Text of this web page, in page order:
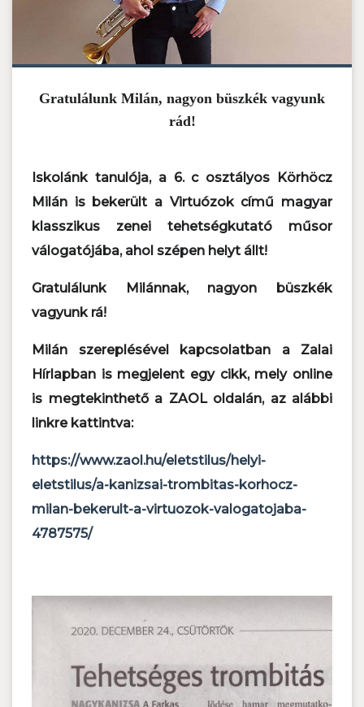
Gratulálunk Milán, nagyon büszkék vagyunk
rád!
Iskolánk tanulója, a 6. c osztályos Körhöcz
Milán is bekerült a Virtuózok című magyar
klasszikus zenei tehetségkutató műsor
válogatójába, ahol szépen helyt állt!
Gratulálunk Milánnak, nagyon büszkék
vagyunk rá!
Milán szereplésével kapcsolatban a Zalai
Hírlapban is megjelent egy cikk, mely online
is megtekinthető a ZAOL oldalán, az alábbi
linkre kattintva:
https://www.zaol.hu/eletstilus/helyi-
eletstilus/a-kanizsai-trombitas-korhocz-
milan-bekerult-a-virtuozok-valogatojaba-
4787575/